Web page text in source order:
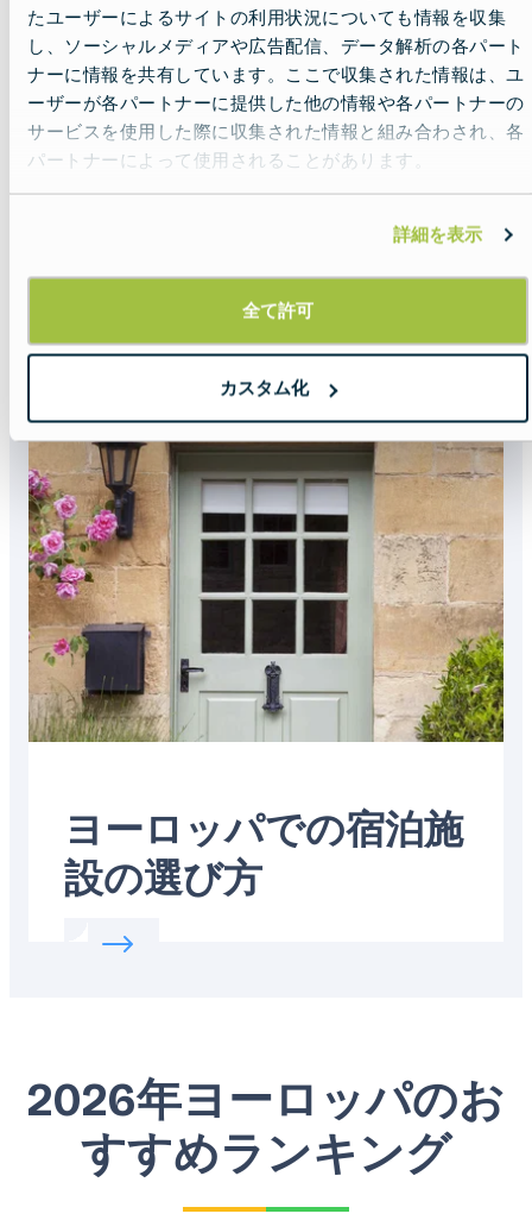
たユーザーによるサイトの利用状況についても情報を収集
し、ソーシャルメディアや広告配信、データ解析の各パート
ナーに情報を共有しています。ここで収集された情報は、ユ
ーザーが各パートナーに提供した他の情報や各パートナーの
サービスを使用した際に収集された情報と組み合わされ、各
パートナーによって使用されることがあります。
詳細を表示
全て許可
カスタム化
ヨーロッパ通貨完全ガ
Read more about:ヨーロッパ通貨完全ガイ
image
ヨーロッパでの宿泊施
設の選び方
Read more about:
2026年ヨーロッパのお
すすめランキング